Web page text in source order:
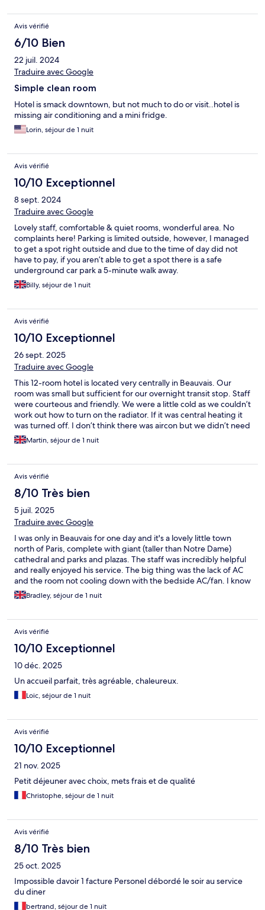
Avis vérifié
6/10 Bien
22 juil. 2024
Traduire avec Google
Simple clean room
Hotel is smack downtown, but not much to do or visit..hotel is
missing air conditioning and a mini fridge.
Lorin, séjour de 1 nuit
Avis vérifié
10/10 Exceptionnel
8 sept. 2024
Traduire avec Google
Lovely staff, comfortable & quiet rooms, wonderful area. No
complaints here! Parking is limited outside, however, I managed
to get a spot right outside and due to the time of day did not
have to pay, if you aren’t able to get a spot there is a safe
underground car park a 5-minute walk away.
Billy, séjour de 1 nuit
Avis vérifié
10/10 Exceptionnel
26 sept. 2025
Traduire avec Google
This 12-room hotel is located very centrally in Beauvais. Our
room was small but sufficient for our overnight transit stop. Staff
were courteous and friendly. We were a little cold as we couldn’t
work out how to turn on the radiator. If it was central heating it
was turned off. I don’t think there was aircon but we didn’t need
it for our late September stay. We didn’t take breakfast at the
hotel.
Martin, séjour de 1 nuit
Avis vérifié
8/10 Très bien
5 juil. 2025
Traduire avec Google
I was only in Beauvais for one day and it's a lovely little town
north of Paris, complete with giant (taller than Notre Dame)
cathedral and parks and plazas. The staff was incredibly helpful
and really enjoyed his service. The big thing was the lack of AC
and the room not cooling down with the bedside AC/fan. I know
that's part of the European experience, it just made it harder to
get some sleep. There was some outside noise from a band
incredibly close to lots of shops and restaurants and the
cathedral and town square. I'd definitely come back to Beauvais
AND Hotel de la Cathedrale, it may just be in the fall!
Bradley, séjour de 1 nuit
Avis vérifié
10/10 Exceptionnel
10 déc. 2025
Un accueil parfait, très agréable, chaleureux.
Loic, séjour de 1 nuit
Avis vérifié
10/10 Exceptionnel
21 nov. 2025
Petit déjeuner avec choix, mets frais et de qualité
Christophe, séjour de 1 nuit
Avis vérifié
8/10 Très bien
25 oct. 2025
Impossible davoir 1 facture Personel débordé le soir au service
du diner
bertrand, séjour de 1 nuit